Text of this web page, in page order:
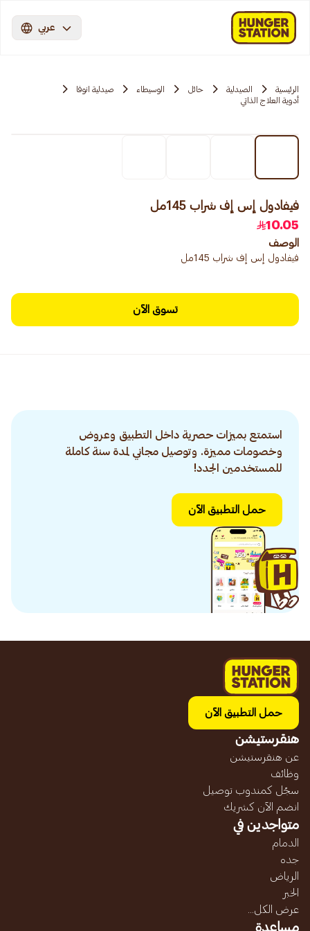
عربي
الرئيسية الصيدلية حائل الوسيطاء
صيدلية انوفا
أدوية العلاج الذاتي
فيفادول إس إف شراب 145مل
10.05
الوصف
فيفادول إس إف شراب 145مل
تسوق الآن
استمتع بميزات حصرية داخل التطبيق وعروض
وخصومات مميزة. وتوصيل مجاني لمدة سنة كاملة
للمستخدمين الجدد!
حمل التطبيق الآن
حمل التطبيق الآن
هنقرستيشن
عن هنقرستيشن
وظائف
سجّل كمندوب توصيل
انضم الآن كشريك
متواجدين في
الدمام
جده
الرياض
الخبر
عرض الكل...
مساعدة